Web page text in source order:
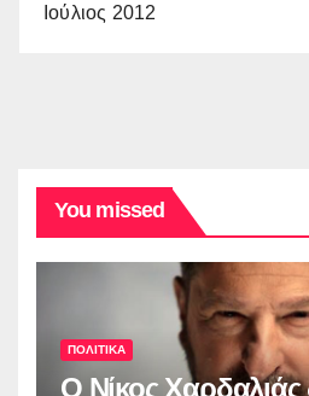
Ιούλιος 2012
You missed
ΠΟΛΙΤΙΚΑ
O Νίκος Χαρδαλιάς